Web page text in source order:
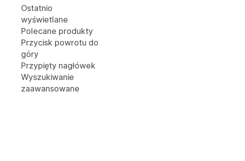
Ostatnio
wyświetlane
Polecane produkty
Przycisk powrotu do
góry
Przypięty nagłówek
Wyszukiwanie
zaawansowane